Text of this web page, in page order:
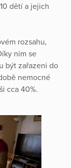
dětí a jejich
rozsahu,
nim se
být zařazeni do
nemocné
cca 40%.